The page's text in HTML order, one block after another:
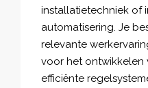
installatietechniek of
automatisering. Je
relevante
voor het ontwikkelen
efficiënte